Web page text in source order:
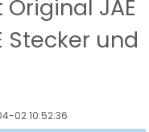
JAE
Stecker und
02 10:52:36